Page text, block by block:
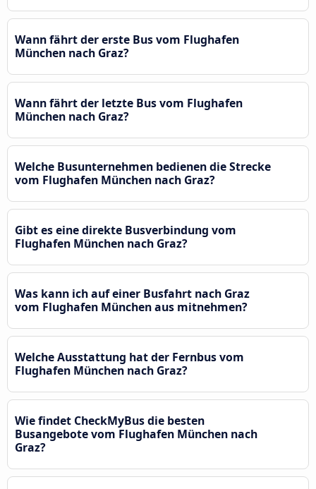
Wann fährt der erste Bus vom Flughafen
München nach Graz?
Wann fährt der letzte Bus vom Flughafen
München nach Graz?
Welche Busunternehmen bedienen die Strecke
vom Flughafen München nach Graz?
Gibt es eine direkte Busverbindung vom
Flughafen München nach Graz?
Was kann ich auf einer Busfahrt nach Graz
vom Flughafen München aus mitnehmen?
Welche Ausstattung hat der Fernbus vom
Flughafen München nach Graz?
Wie findet CheckMyBus die besten
Busangebote vom Flughafen München nach
Graz?